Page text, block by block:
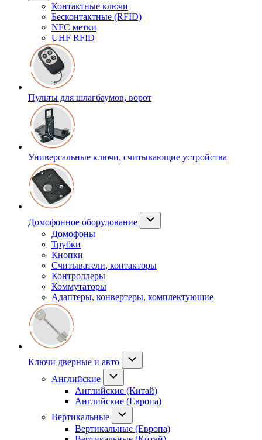
Контактные ключи
Бесконтактные (RFID)
NFC метки
UHF RFID
Пульты для шлагбаумов, ворот
Универсальные ключи, считывающие устройства
Домофонное оборудование
Домофоны
Трубки
Кнопки
Считыватели, контакторы
Контроллеры
Коммутаторы
Адаптеры, конвертеры, комплектующие
Ключи дверные и авто
Английские
Английские (Китай)
Английские (Европа)
Вертикальные
Вертикальные (Европа)